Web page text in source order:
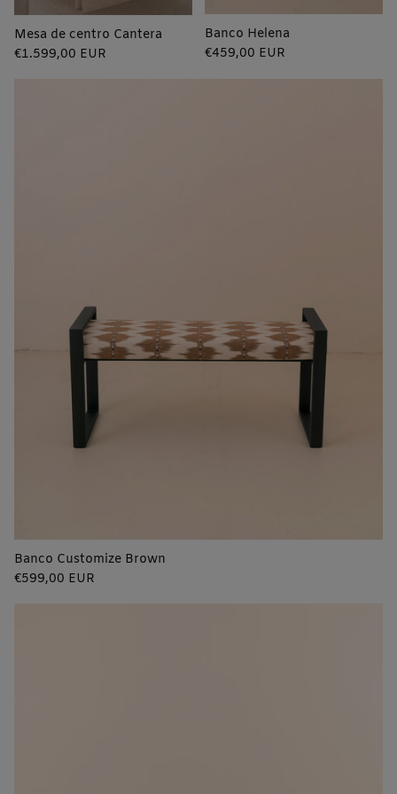
Mesa de centro Cantera
Precio
€1.599,00 EUR
Banco Helena
Precio
€459,00 EUR
Banco Customize Brown
Precio
€599,00 EUR